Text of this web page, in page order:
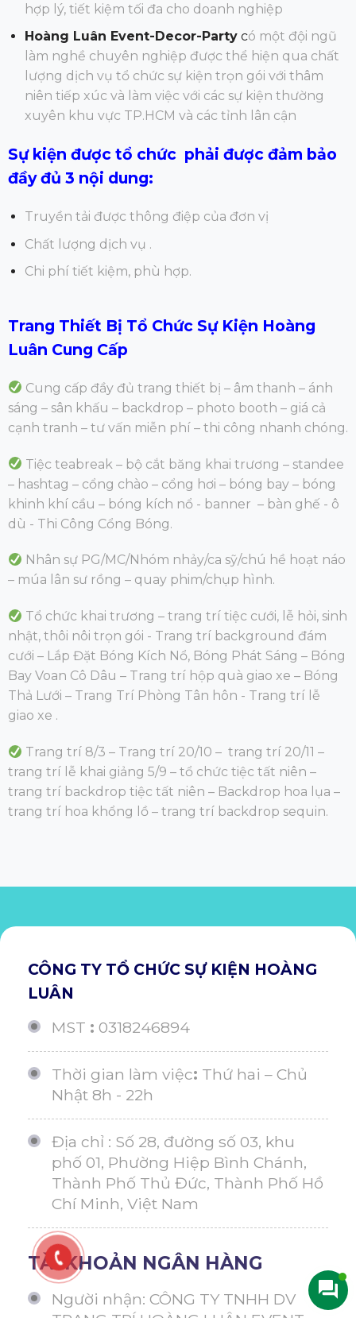
hợp lý, tiết kiệm tối đa cho doanh nghiệp
Hoàng Luân Event-Decor-Partycó một đội ngũ
làm nghề chuyên nghiệp được thể hiện qua chất
lượng dịch vụ tổ chức sự kiện trọn gói với thâm
niên tiếp xúc và làm việc với các sự kiện thường
xuyên khu vực TP.HCM và các tỉnh lân cận
Sự kiện được tổ chức phải được đảm bảo
đầy đủ 3 nội dung:
Truyền tải được thông điệp của đơn vị
Chất lượng dịch vụ .
Chi phí tiết kiệm, phù hợp.
Trang Thiết Bị Tổ Chức Sự Kiện Hoàng
Luân Cung Cấp
Cung cấp đầy đủ trang thiết bị – âm thanh – ánh
sáng – sân khấu – backdrop – photo booth – giá cả
cạnh tranh – tư vấn miễn phí – thi công nhanh chóng.
Tiệc teabreak – bộ cắt băng khai trương – standee
– hashtag – cổng chào – cổng hơi – bóng bay – bóng
khinh khí cầu – bóng kích nổ - banner – bàn ghế - ô
dù - Thi Công Cổng Bóng.
Nhân sự PG/MC/Nhóm nhảy/ca sỹ/chú hề hoạt náo
– múa lân sư rồng – quay phim/chụp hình.
Tổ chức khai trương – trang trí tiệc cưới, lễ hỏi, sinh
nhật, thôi nôi trọn gói - Trang trí background đám
cưới – Lắp Đặt Bóng Kích Nổ, Bóng Phát Sáng – Bóng
Bay Voan Cô Dâu – Trang trí hộp quà giao xe – Bóng
Thả Lưới – Trang Trí Phòng Tân hôn - Trang trí lễ
giao xe .
Trang trí 8/3 – Trang trí 20/10 – trang trí 20/11 –
trang trí lễ khai giảng 5/9 – tổ chức tiệc tất niên –
trang trí backdrop tiệc tất niên – Backdrop hoa lụa –
trang trí hoa khổng lồ – trang trí backdrop sequin.
CÔNG TY TỔ CHỨC SỰ KIỆN HOÀNG
LUÂN
MST : 0318246894
Thời gian làm việc: Thứ hai – Chủ
Nhật 8h - 22h
Địa chỉ : Số 28, đường số 03, khu
phố 01, Phường Hiệp Bình Chánh,
Thành Phố Thủ Đức, Thành Phố Hồ
Chí Minh, Việt Nam
TÀI KHOẢN NGÂN HÀNG
Người nhận: CÔNG TY TNHH DV